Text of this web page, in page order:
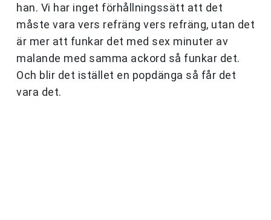
han. Vi har inget förhållningssätt att det
måste vara vers refräng vers refräng, utan det
är mer att funkar det med sex minuter av
malande med samma ackord så funkar det.
Och blir det istället en popdänga så får det
vara det.